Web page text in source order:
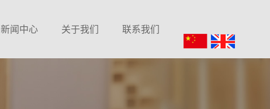
新闻中心 关于我们 联系我们
联系我们